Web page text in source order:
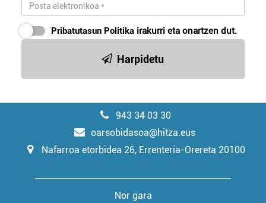
Pribatutasun Politika irakurri eta onartzen dut.
Harpidetu
943 34 03 30
oarsobidasoa@hitza.eus
Nafarroa etorbidea 26, Errenteria-Orereta 20100
Nor gara